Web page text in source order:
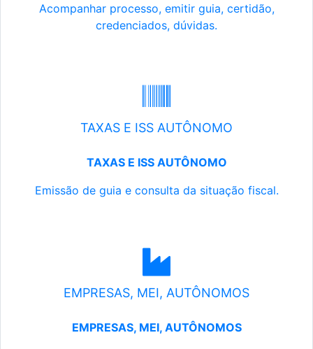
Acompanhar processo, emitir guia, certidão,
credenciados, dúvidas.
TAXAS E ISS AUTÔNOMO
TAXAS E ISS AUTÔNOMO
Emissão de guia e consulta da situação fiscal.
EMPRESAS, MEI, AUTÔNOMOS
EMPRESAS, MEI, AUTÔNOMOS